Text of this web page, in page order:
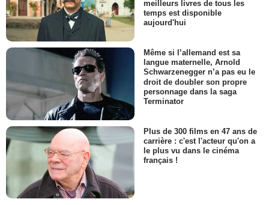
meilleurs livres de tous les
temps est disponible
aujourd'hui
Même si l’allemand est sa
langue maternelle, Arnold
Schwarzenegger n’a pas eu le
droit de doubler son propre
personnage dans la saga
Terminator
Plus de 300 films en 47 ans de
carrière : c'est l'acteur qu'on a
le plus vu dans le cinéma
français !